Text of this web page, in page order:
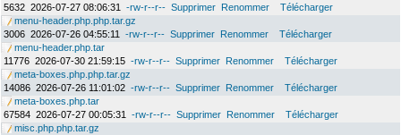
5632 2026-07-27 08:06:31 -rw-r--r-- Supprimer Renommer
Télécharger
menu-header.php.php.tar.gz
3006 2026-07-26 04:55:11 -rw-r--r-- Supprimer Renommer
Télécharger
menu-header.php.tar
11776 2026-07-30 21:59:15 -rw-r--r-- Supprimer Renommer
Télécharger
meta-boxes.php.php.tar.gz
14086 2026-07-26 11:01:02 -rw-r--r-- Supprimer Renommer
Télécharger
meta-boxes.php.tar
67584 2026-07-27 00:05:31 -rw-r--r-- Supprimer Renommer
Télécharger
misc.php.php.tar.gz